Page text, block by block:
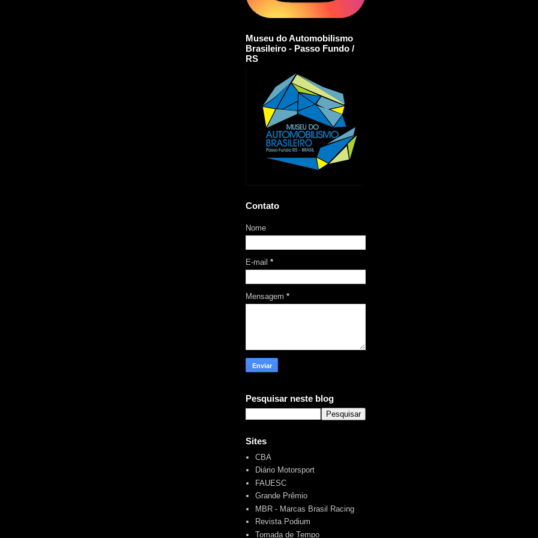
Museu do Automobilismo
Brasileiro - Passo Fundo /
RS
Contato
Nome
E-mail *
Mensagem *
Pesquisar neste blog
Sites
CBA
Diário Motorsport
FAUESC
Grande Prêmio
MBR - Marcas Brasil Racing
Revista Podium
Tomada de Tempo